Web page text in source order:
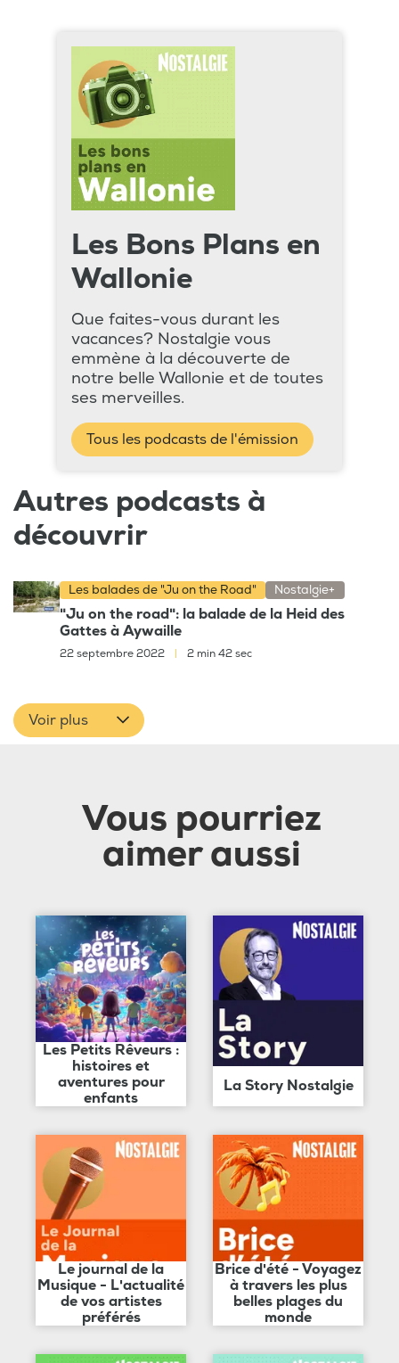
Les Bons Plans en
Wallonie
Que faites-vous durant les
vacances? Nostalgie vous
emmène à la découverte de
notre belle Wallonie et de toutes
ses merveilles.
Tous les podcasts de l'émission
Autres podcasts à
découvrir
Les balades de "Ju on the Road" Nostalgie+
"Ju on the road": la balade de la Heid des
Gattes à Aywaille
22 septembre 2022 2 min 42 sec
Voir plus
Vous pourriez
aimer aussi
Les Petits Rêveurs :
histoires et
aventures pour
enfants
La Story Nostalgie
Le journal de la
Musique - L'actualité
de vos artistes
préférés
Brice d'été - Voyagez
à travers les plus
belles plages du
monde